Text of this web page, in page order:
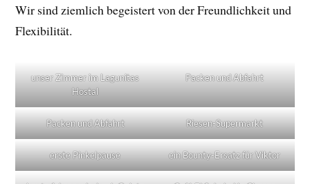
Wir sind ziemlich begeistert von der Freundlichkeit und
Flexibilität.
unser Zimmer im Lagunitas
Hostal
Packen und Abfahrt
Packen und Abfahrt Riesen-Supermarkt
erste Pinkelpause ein Bounty-Ersatz für Viktor